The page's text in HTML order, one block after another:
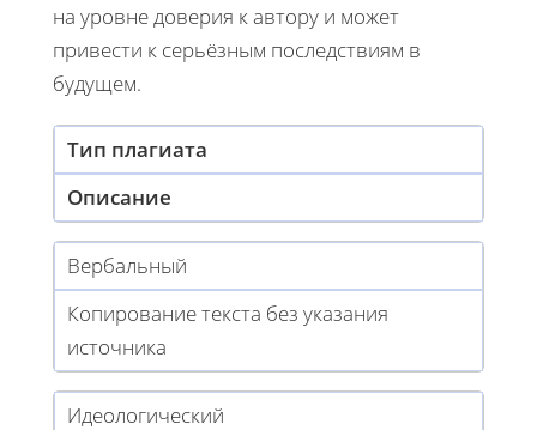
на уровне доверия к автору и может
привести к серьёзным последствиям в
будущем.
Тип плагиата
Описание
Вербальный
Копирование текста без указания
источника
Идеологический